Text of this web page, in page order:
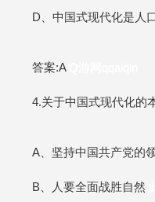
D、中国式现代化是人
答案:A
4.关于中国式现代化的
A、坚持中国共产党的
B、人要全面战胜自然